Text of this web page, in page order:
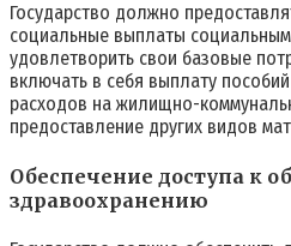
Государство должно
социальные выплаты
удовлетворить свои базовые
включать в себя выплату
расходов на жилищно-
предоставление других видов
Обеспечение доступа к
здравоохранению